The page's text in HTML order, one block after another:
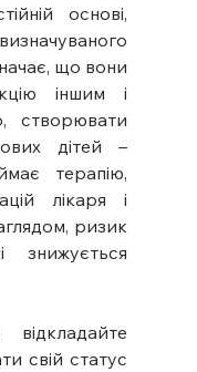
основі,
що вони
іншим і
створювати
дітей –
терапію,
лікаря і
ризик
знижується
свій статус